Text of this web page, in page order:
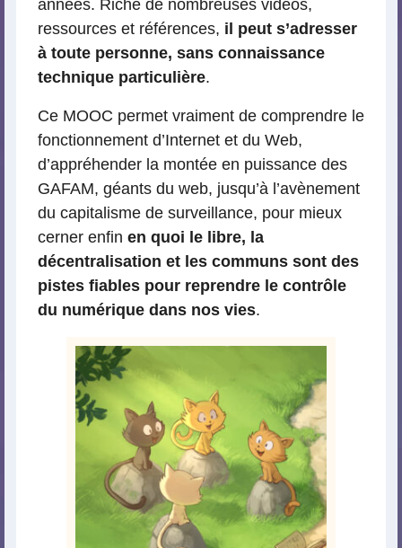
années. Riche de nombreuses vidéos,
ressources et références, il peut s’adresser
à toute personne, sans connaissance
technique particulière.
Ce MOOC permet vraiment de comprendre le
fonctionnement d’Internet et du Web,
d’appréhender la montée en puissance des
GAFAM, géants du web, jusqu’à l’avènement
du capitalisme de surveillance, pour mieux
cerner enfin en quoi le libre, la
décentralisation et les communs sont des
pistes fiables pour reprendre le contrôle
du numérique dans nos vies.